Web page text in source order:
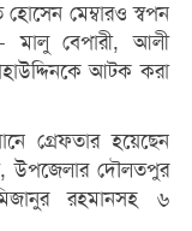
মেম্বারও স্বপন
মালু বেপারী, আলী
আটক করা
গ্রেফতার হয়েছেন
উপজেলার দৌলতপুর
রহমানসহ ৬